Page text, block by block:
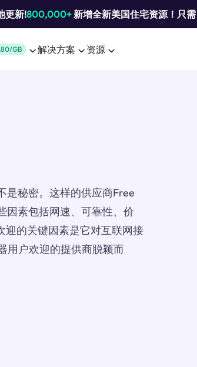
更新!800,000+新增全新美国住宅资源！只需
GB 解决方案 资源
是秘密。这样的供应商Free
因素包括网速、可靠性、价
迎的关键因素是它对互联网接
用户欢迎的提供商脱颖而